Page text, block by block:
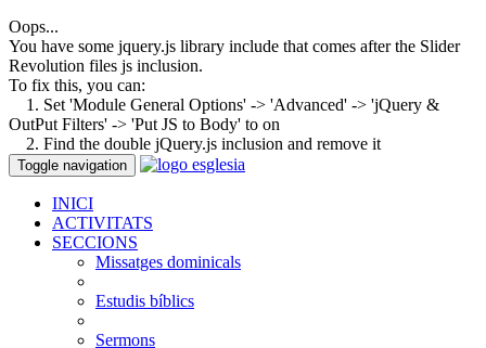
Oops...
You have some jquery.js library include that comes after the Slider
Revolution files js inclusion.
To fix this, you can:
1. Set 'Module General Options' -> 'Advanced' -> 'jQuery &
OutPut Filters' -> 'Put JS to Body' to on
2. Find the double jQuery.js inclusion and remove it
Toggle navigation
INICI
ACTIVITATS
SECCIONS
Missatges dominicals
Estudis bíblics
Sermons